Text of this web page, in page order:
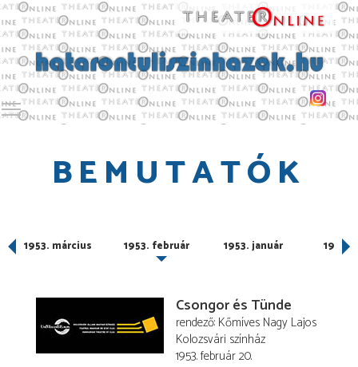
Toggle main menu visibility
BEMUTATÓK
1953. március 1953. február 1953. január 1949.
Csongor és Tünde
rendező Kőmíves Nagy Lajos
Kolozsvári színház
1953. február 20.